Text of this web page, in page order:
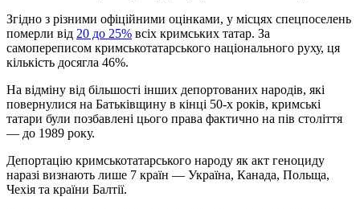
Згідно з різними офіційними оцінками, у місцях спецпоселень
померли від 20 до 25% всіх кримських татар. За
самопереписом кримськотатарського національного руху, ця
кількість досягла 46%.
На відміну від більшості інших депортованих народів, які
повернулися на Батьківщину в кінці 50-х років, кримські
татари були позбавлені цього права фактично на пів століття
— до 1989 року.
Депортацію кримськотатарського народу як акт геноциду
наразі визнають лише 7 країн — Україна, Канада, Польща,
Чехія та країни Балтії.